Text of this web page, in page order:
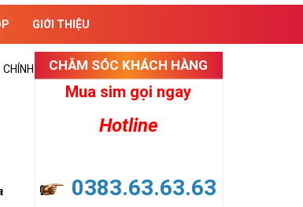
GIỚI THIỆU
CHÍNH SÁCH ĐỔI TRẢ CHÍNH SÁCH BẢO MẬT
CHĂM SÓC KHÁCH HÀNG
Mua sim gọi ngay
Hotline
0383.63.63.63